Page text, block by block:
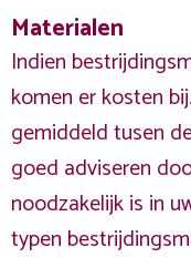
Materialen
Indien
komen er kosten
gemiddeld tusen
goed adviseren
noodzakelijk is in
typen